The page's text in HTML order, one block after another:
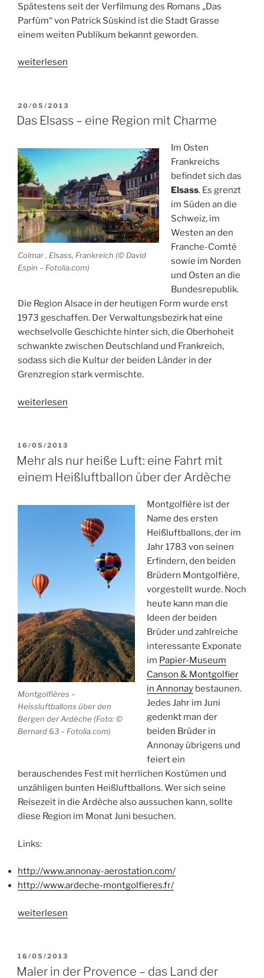
Spätestens seit der Verfilmung des Romans „Das
Parfüm“ von Patrick Süskind ist die Stadt Grasse
einem weiten Publikum bekannt geworden.
„Grasse,
des
Parfüms“
weiterlesen
VERÖFFENTLICHT
AM
20/05/2013
Das Elsass – eine Region mit Charme
Colmar , Elsass, Frankreich (© David
Espin – Fotolia.com)
Im Osten
Frankreichs
befindet sich das
Elsass. Es grenzt
im Süden an die
Schweiz, im
Westen an den
Franche-Comté
sowie im Norden
und Osten an die
Bundesrepublik.
Die Region Alsace in der heutigen Form wurde erst
1973 geschaffen. Der Verwaltungsbezirk hat eine
wechselvolle Geschichte hinter sich, die Oberhoheit
schwankte zwischen Deutschland und Frankreich,
sodass sich die Kultur der beiden Länder in der
Grenzregion stark vermischte.
„Das
eine
Region
mit
weiterlesen
VERÖFFENTLICHT
AM
16/05/2013
Mehr als nur heiße Luft: eine Fahrt mit
einem Heißluftballon über der Ardèche
Montgolfières –
Heissluftballons über den
Bergen der Ardèche (Foto: ©
Bernard 63 – Fotolia.com)
Montgolfière ist der
Name des ersten
Heißluftballons, der im
Jahr 1783 von seinen
Erfindern, den beiden
Brüdern Montgolfière,
vorgestellt wurde. Noch
heute kann man die
Ideen der beiden
Brüder und zahlreiche
interessante Exponate
im Papier-Museum
Canson & Montgolfier
in Annonaybestaunen.
Jedes Jahr im Juni
gedenkt man der
beiden Brüder in
Annonay übrigens und
feiert ein
berauschendes Fest mit herrlichen Kostümen und
unzähligen bunten Heißluftballons. Wer sich seine
Reisezeit in die Ardèche also aussuchen kann, sollte
diese Region im Monat Juni besuchen.
Links:
http://www.annonay-aerostation.com/
http://www.ardeche-montgolfieres.fr/
„Mehr
heiße
Luft:
weiterlesen
VERÖFFENTLICHT
AM
16/05/2013
Maler in der Provence – das Land der